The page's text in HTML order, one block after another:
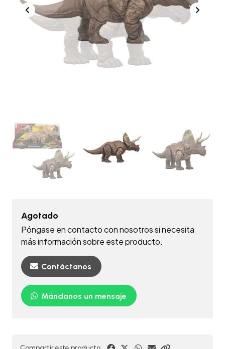
Agotado
Póngase en contacto con nosotros si necesita
más información sobre este producto.
Contáctanos
Mándanos un mensaje